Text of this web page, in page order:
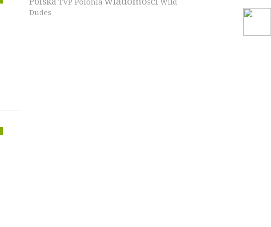
TVP Polonia
Wild
Dudes